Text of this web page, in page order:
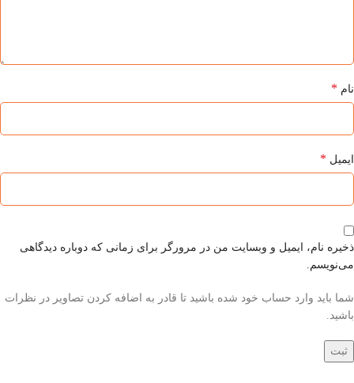
نام *
ایمیل *
ذخیره نام، ایمیل و وبسایت من در مرورگر برای زمانی که دوباره دیدگاهی
می‌نویسم.
شما باید وارد حساب خود شده باشید تا قادر به اضافه کردن تصاویر در نظرات
باشید.